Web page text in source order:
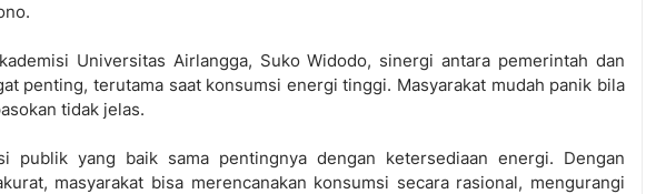
Universitas Airlangga, Suko Widodo, sinergi antara pemerintah dan
penting, terutama saat konsumsi energi tinggi. Masyarakat mudah panik bila
tidak jelas.
publik yang baik sama pentingnya dengan ketersediaan energi. Dengan
masyarakat bisa merencanakan konsumsi secara rasional, mengurangi